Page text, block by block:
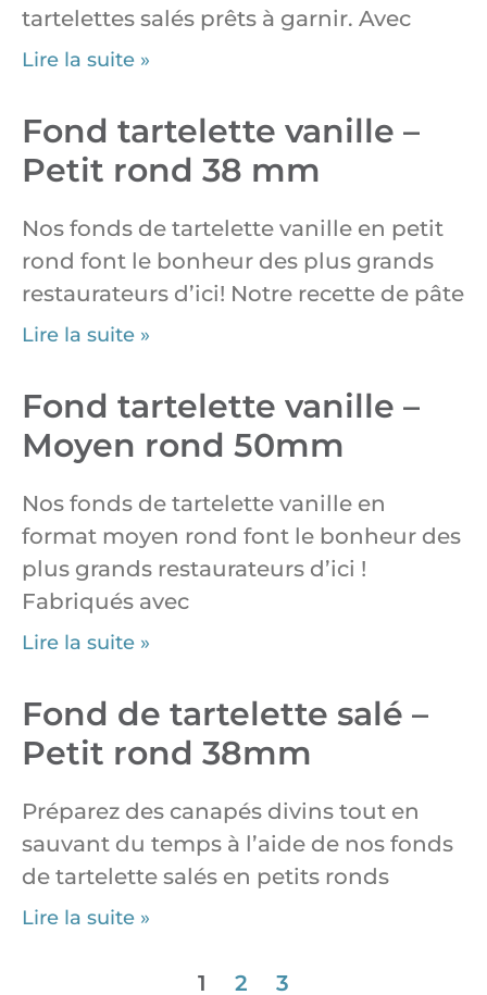
tartelettes salés prêts à garnir. Avec
Lire la suite »
Fond tartelette vanille –
Petit rond 38 mm
Nos fonds de tartelette vanille en petit
rond font le bonheur des plus grands
restaurateurs d’ici! Notre recette de pâte
Lire la suite »
Fond tartelette vanille –
Moyen rond 50mm
Nos fonds de tartelette vanille en
format moyen rond font le bonheur des
plus grands restaurateurs d’ici !
Fabriqués avec
Lire la suite »
Fond de tartelette salé –
Petit rond 38mm
Préparez des canapés divins tout en
sauvant du temps à l’aide de nos fonds
de tartelette salés en petits ronds
Lire la suite »
1 2 3